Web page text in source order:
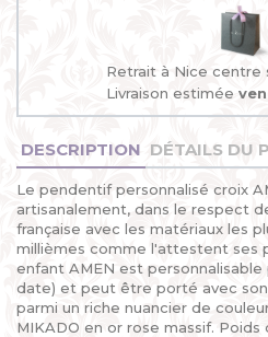
Retrait à Nice centre
Livraison estimée
DESCRIPTION DÉTAILS DU
Le pendentif personnalisé croix
artisanalement, dans le respect
française avec les matériaux les
millièmes comme l'attestent ses
enfant AMEN est
date) et peut être porté avec
parmi un riche nuancier de
MIKADO en or rose massif.